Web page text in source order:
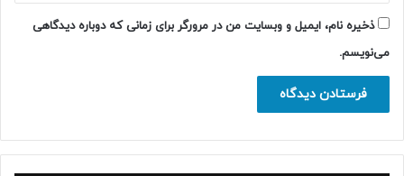
ذخیره نام، ایمیل و وبسایت من در مرورگر برای زمانی که دوباره دیدگاهی
می‌نویسم.